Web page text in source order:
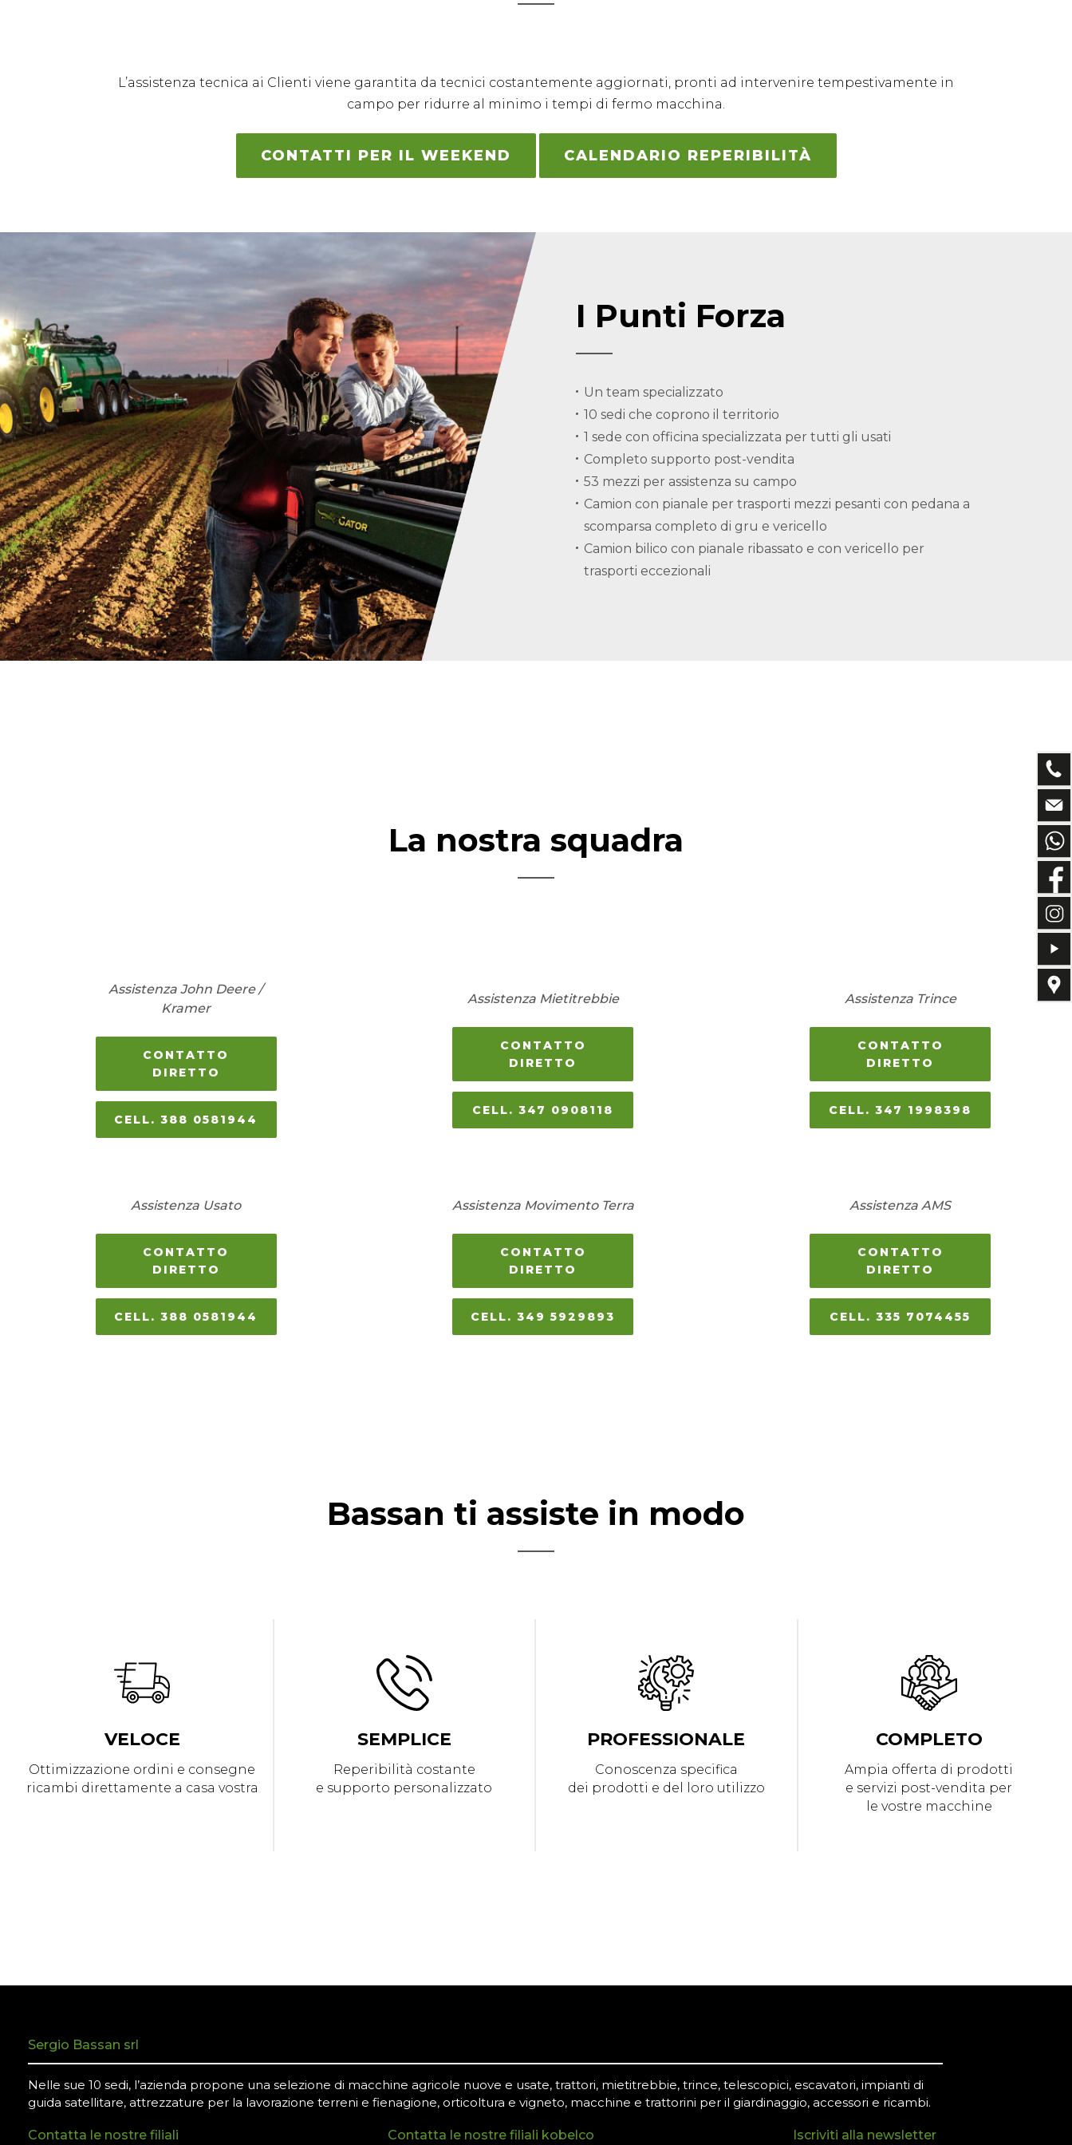
L’assistenza tecnica ai Clienti viene garantita da tecnici costantemente aggiornati, pronti ad intervenire tempestivamente in
campo per ridurre al minimo i tempi di fermo macchina.
CONTATTI PER IL WEEKEND CALENDARIO REPERIBILITÀ
I Punti Forza
Un team specializzato
10 sedi che coprono il territorio
1 sede con officina specializzata per tutti gli usati
Completo supporto post-vendita
53 mezzi per assistenza su campo
Camion con pianale per trasporti mezzi pesanti con pedana a
scomparsa completo di gru e vericello
Camion bilico con pianale ribassato e con vericello per
trasporti eccezionali
La nostra squadra
Assistenza John Deere /
Kramer
CONTATTO
DIRETTO
CELL. 388 0581944
Assistenza Mietitrebbie
CONTATTO
DIRETTO
CELL. 347 0908118
Assistenza Trince
CONTATTO
DIRETTO
CELL. 347 1998398
Assistenza Usato
CONTATTO
DIRETTO
CELL. 388 0581944
Assistenza Movimento Terra
CONTATTO
DIRETTO
CELL. 349 5929893
Assistenza AMS
CONTATTO
DIRETTO
CELL. 335 7074455
Bassan ti assiste in modo
VELOCE
Ottimizzazione ordini e consegne
ricambi direttamente a casa vostra
SEMPLICE
Reperibilità costante
e supporto personalizzato
PROFESSIONALE
Conoscenza specifica
dei prodotti e del loro utilizzo
COMPLETO
Ampia offerta di prodotti
e servizi post-vendita per
le vostre macchine
Sergio Bassan srl
Nelle sue 10 sedi, l’azienda propone una selezione di macchine agricole nuove e usate, trattori, mietitrebbie, trince, telescopici, escavatori, impianti di
guida satellitare, attrezzature per la lavorazione terreni e fienagione, orticoltura e vigneto, macchine e trattorini per il giardinaggio, accessori e ricambi.
Contatta le nostre filiali Contatta le nostre filiali kobelco Iscriviti alla newsletter